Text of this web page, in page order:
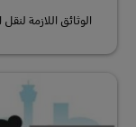
الوثائق اللازمة